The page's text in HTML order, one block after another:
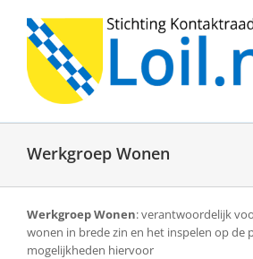
inhoud
Werkgroep Wonen
Werkgroep Wonen: verantwoordelijk
wonen in brede zin en het inspelen op de
mogelijkheden hiervoor